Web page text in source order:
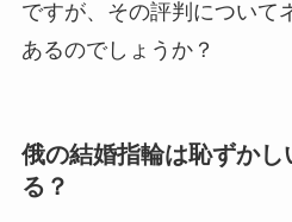
ですが、その評判について
あるのでしょうか？
俄の結婚指輪は恥ずか
る？